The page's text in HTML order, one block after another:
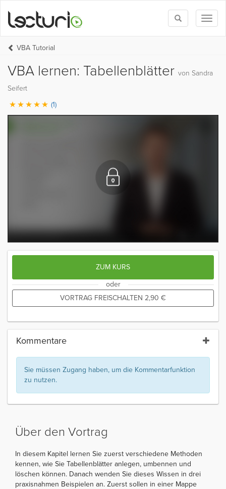
Toggle
search
VBA Tutorial
VBA lernen: Tabellenblätter von Sandra
Seifert
(1)
ZUM KURS
oder
VORTRAG FREISCHALTEN 2,90 €
Kommentare
Sie müssen Zugang haben, um die Kommentarfunktion
zu nutzen.
Über den Vortrag
In diesem Kapitel lernen Sie zuerst verschiedene Methoden
kennen, wie Sie Tabellenblätter anlegen, umbennen und
löschen können. Danach wenden Sie dieses Wissen in drei
praxisnahmen Beispielen an. Zuerst sollen in einer Mappe